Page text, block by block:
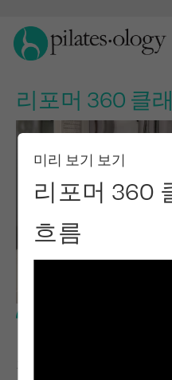
리포머 360 클
미리 보기 보기
리포머 360
흐름